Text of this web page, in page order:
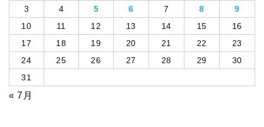
3
4 5 6 7 8
9
10
11 12 13 14 15
16
17
18 19 20 21 22
23
24
25 26 27 28 29
30
31
« 7月